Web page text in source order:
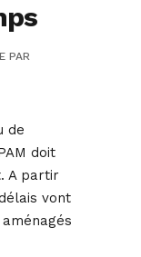
PAR
de
doit
A partir
vont